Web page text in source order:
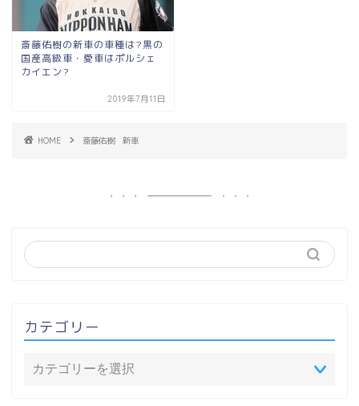
斎藤佑樹の新車の車種は?黒の
国産高級車・愛車はポルシェ
カイエン?
2019年7月11日
HOME 斎藤佑樹 新車
カテゴリー